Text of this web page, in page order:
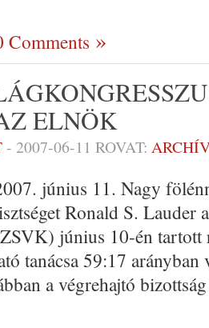
Comments
ELNÖK
- 2007-06-11 ROVAT:
június 11. Nagy
Ronald S. Lauder
június 10-én tartott
tanácsa 59:17
a végrehajtó